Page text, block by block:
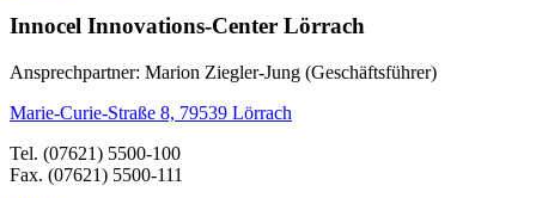
Innocel Innovations-Center Lörrach
Ansprechpartner: Marion Ziegler-Jung (Geschäftsführer)
Marie-Curie-Straße 8, 79539 Lörrach
Tel. (07621) 5500-100
Fax. (07621) 5500-111